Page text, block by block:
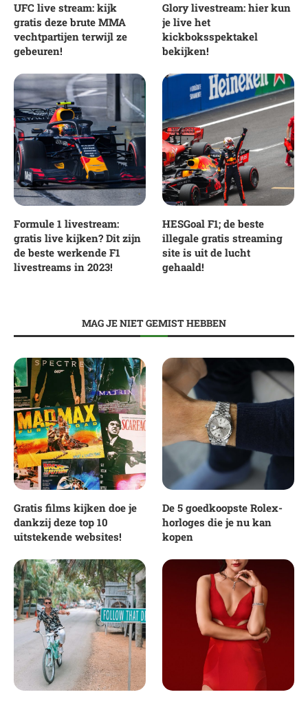
UFC live stream: kijk
gratis deze brute MMA
vechtpartijen terwijl ze
gebeuren!
Glory livestream: hier kun
je live het
kickboksspektakel
bekijken!
Formule 1 livestream:
gratis live kijken? Dit zijn
de beste werkende F1
livestreams in 2023!
HESGoal F1; de beste
illegale gratis streaming
site is uit de lucht
gehaald!
MAG JE NIET GEMIST HEBBEN
Gratis films kijken doe je
dankzij deze top 10
uitstekende websites!
De 5 goedkoopste Rolex-
horloges die je nu kan
kopen